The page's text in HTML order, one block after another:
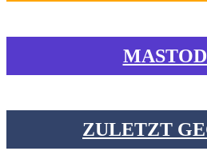
ZULETZT